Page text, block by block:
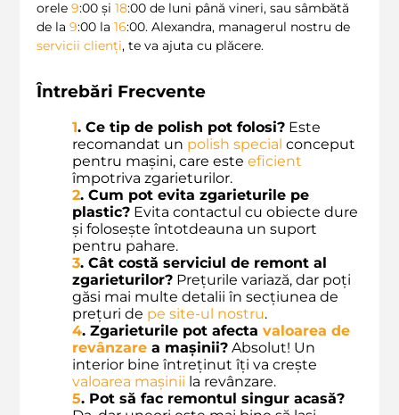
orele 9:00 și 18:00 de luni până vineri, sau sâmbătă
de la 9:00 la 16:00. Alexandra, managerul nostru de
servicii clienți, te va ajuta cu plăcere.
Întrebări Frecvente
1. Ce tip de polish pot folosi? Este
recomandat un polish special conceput
pentru mașini, care este eficient
împotriva zgarieturilor.
2. Cum pot evita zgarieturile pe
plastic? Evita contactul cu obiecte dure
și folosește întotdeauna un suport
pentru pahare.
3. Cât costă serviciul de remont al
zgarieturilor? Prețurile variază, dar poți
găsi mai multe detalii în secțiunea de
prețuri de pe site-ul nostru.
4. Zgarieturile pot afecta valoarea de
revânzare a mașinii? Absolut! Un
interior bine întreținut îți va crește
valoarea mașinii la revânzare.
5. Pot să fac remontul singur acasă?